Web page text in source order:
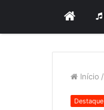
INÍCIO
Início /
Destaque